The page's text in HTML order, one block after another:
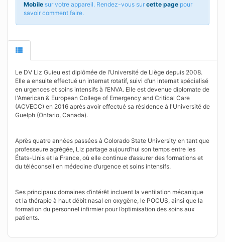
Mobile sur votre appareil. Rendez-vous sur cette page pour
savoir comment faire.
Le DV Liz Guieu est diplômée de l’Université de Liège depuis 2008.
Elle a ensuite effectué un internat rotatif, suivi d’un internat spécialisé
en urgences et soins intensifs à l’ENVA. Elle est devenue diplomate de
l'American & European College of Emergency and Critical Care
(ACVECC) en 2016 après avoir effectué sa résidence à l'Université de
Guelph (Ontario, Canada).
Après quatre années passées à Colorado State University en tant que
professeure agrégée, Liz partage aujourd’hui son temps entre les
États-Unis et la France, où elle continue d’assurer des formations et
du téléconseil en médecine d’urgence et soins intensifs.
Ses principaux domaines d’intérêt incluent la ventilation mécanique
et la thérapie à haut débit nasal en oxygène, le POCUS, ainsi que la
formation du personnel infirmier pour l’optimisation des soins aux
patients.